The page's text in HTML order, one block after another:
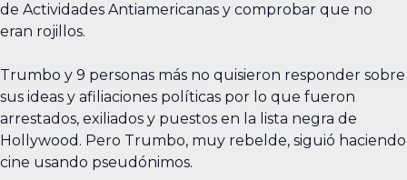
de Actividades Antiamericanas y comprobar que no
eran rojillos.
Trumbo y 9 personas más no quisieron responder sobre
sus ideas y afiliaciones políticas por lo que fueron
arrestados, exiliados y puestos en la lista negra de
Hollywood. Pero Trumbo, muy rebelde, siguió haciendo
cine usando pseudónimos.